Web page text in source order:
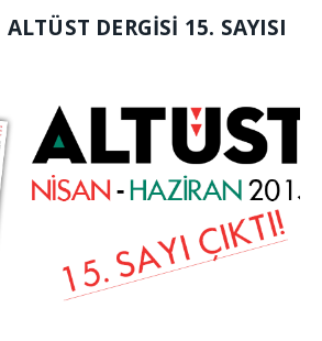
ALTÜST DERGISI 15. SAYISI